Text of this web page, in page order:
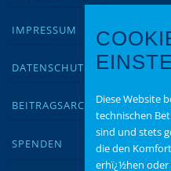
IMPRESSUM
DATENSCHUTZ
BEITRAGSARCHIV
SPENDEN
Diese Website
technischen
sind und stets
die den
erhï¿½hen